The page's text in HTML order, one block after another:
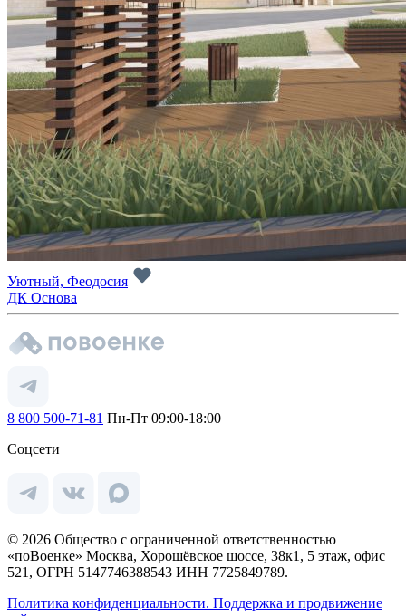
Уютный, Феодосия
ДК Основа
8 800 500-71-81 Пн-Пт 09:00-18:00
Соцсети
© 2026 Общество с ограниченной ответственностью
«поВоенке» Москва, Хорошёвское шоссе, 38к1, 5 этаж, офис
521, ОГРН 5147746388543 ИНН 7725849789.
Политика конфиденциальности. Поддержка и продвижение